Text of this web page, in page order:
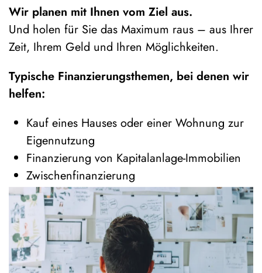
Wir planen mit Ihnen vom Ziel aus.
Und holen für Sie das Maximum raus – aus Ihrer
Zeit, Ihrem Geld und Ihren Möglichkeiten.
Typische Finanzierungsthemen, bei denen wir
helfen:
Kauf eines Hauses oder einer Wohnung zur
Eigennutzung
Finanzierung von Kapitalanlage-Immobilien
Zwischenfinanzierung
Anschlussfinanzierung
Nutzung von Schenkungen oder Erbschaften
Umstrukturierung bestehender
Finanzierungen
„Null-EK“-Strategien für Investoren